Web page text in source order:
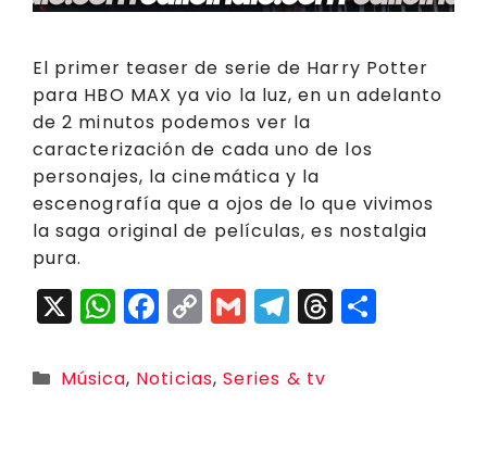
El primer teaser de serie de Harry Potter
para HBO MAX ya vio la luz, en un adelanto
de 2 minutos podemos ver la
caracterización de cada uno de los
personajes, la cinemática y la
escenografía que a ojos de lo que vivimos
la saga original de películas, es nostalgia
pura.
X W
h
a
F
a
c
C
o
p
G
m
ai
T
el
e
T
h
Categorías
Música, Noticias,Series & tv